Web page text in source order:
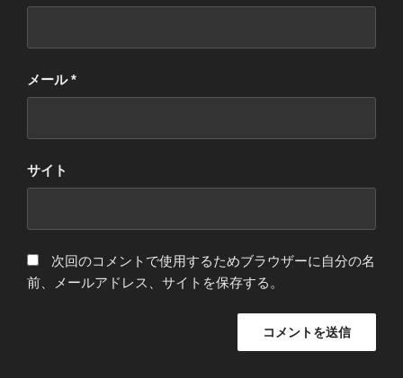
メール*
サイト
次回のコメントで使用するためブラウザーに自分の名
前、メールアドレス、サイトを保存する。